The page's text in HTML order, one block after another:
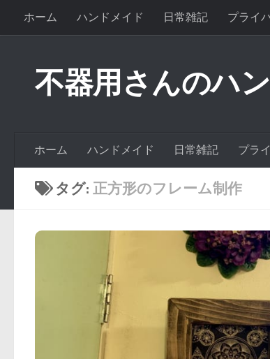
ホーム ハンドメイド 日常雑記 プライ
不器用さんのハ
ホーム ハンドメイド 日常雑記 プラ
タグ: 正方形のフレーム制作